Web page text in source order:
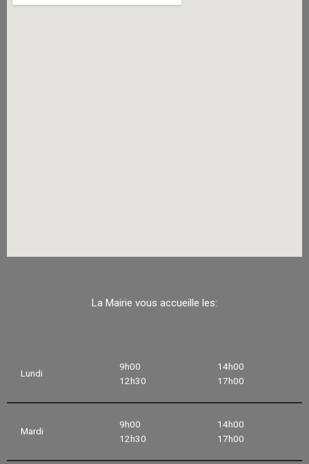
La Mairie vous accueille les:
Lundi
9h00
12h30
14h00
17h00
Mardi
9h00
12h30
14h00
17h00